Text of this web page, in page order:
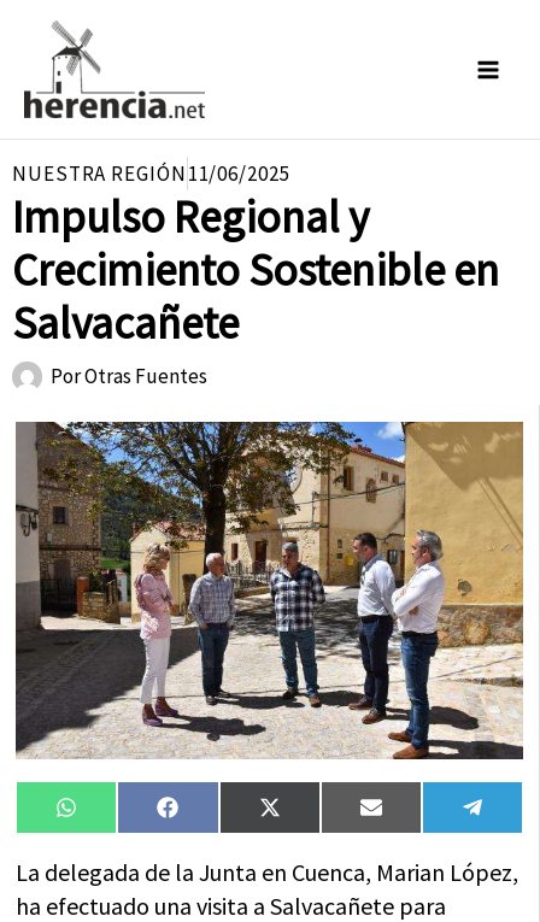
contenido
NUESTRA REGIÓN11/06/2025
Impulso Regional y
Crecimiento Sostenible en
Salvacañete
PorOtras Fuentes
Compartir
en
WhatsAppCompartir
en
FacebookCompartir
en
X
(Twitter)
Compartir
en
Email
en
La delegada de la Junta en Cuenca, Marian López,
ha efectuado una visita a Salvacañete para